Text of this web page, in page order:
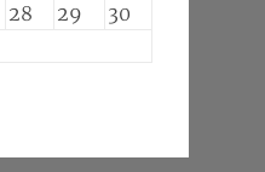
28 29
30